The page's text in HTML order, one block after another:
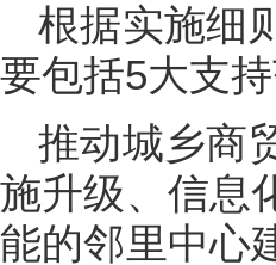
根据实施细
要包括5大支持
推动城乡商
施升级、信息
能的邻里中心